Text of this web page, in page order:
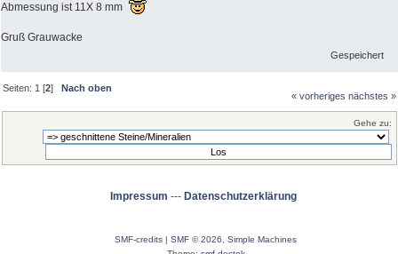
Abmessung ist 11X 8 mm
Gruß Grauwacke
Gespeichert
Seiten:1 [2] Nach oben
« vorheriges nächstes »
Gehe zu:
Impressum --- Datenschutzerklärung
SMF-credits | SMF © 2026
Simple Machines